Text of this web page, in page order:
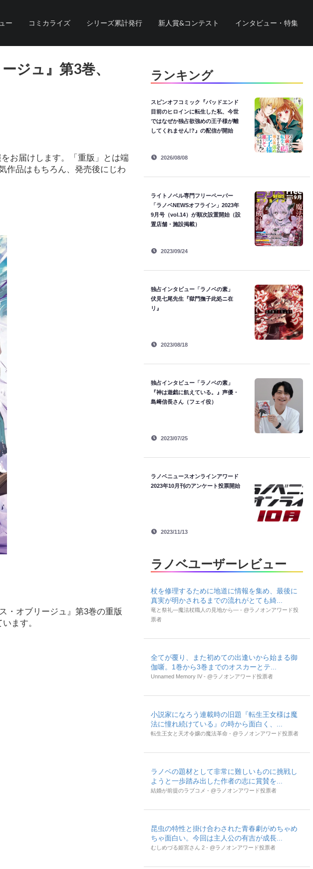
ー コミカライズ シリーズ累計発行 新人賞&コンテスト インタビュー・特集
ジュ』第3巻、
お届けします。「重版」とは端
作品はもちろん、発売後にじわ
・オブリージュ』第3巻の重版
ます。
ランキング
スピンオフコミック『バッドエンド
目前のヒロインに転生した私、今世
ではなぜか独占欲強めの王子様が離
してくれません!?』の配信が開始
2026/08/08
ライトノベル専門フリーペーパー
「ラノベNEWSオフライン」2023年
9月号（vol.14）が順次設置開始（設
置店舗・施設掲載）
2023/09/24
独占インタビュー「ラノベの素」
伏見七尾先生『獄門撫子此処ニ在
リ』
2023/08/18
独占インタビュー「ラノベの素」
『神は遊戯に飢えている。』声優・
島﨑信長さん（フェイ役）
2023/07/25
ラノベニュースオンラインアワード
2023年10月刊のアンケート投票開始
2023/11/13
ラノベユーザーレビュー
杖を修理するために地道に情報を集め、最後に
真実が明かされるまでの流れがとても綺...
竜と祭礼―魔法杖職人の見地から― - @ラノオンアワード投
票者
全てが覆り、また初めての出逢いから始まる御
伽噺。1巻から3巻までのオスカーとテ...
Unnamed Memory IV - @ラノオンアワード投票者
小説家になろう連載時の旧題『転生王女様は魔
法に憧れ続けている』の時から面白く、...
転生王女と天才令嬢の魔法革命 - @ラノオンアワード投票者
ラノベの題材として非常に難しいものに挑戦し
ようと一歩踏み出した作者の志に賞賛を...
結婚が前提のラブコメ - @ラノオンアワード投票者
昆虫の特性と掛け合わされた青春劇がめちゃめ
ちゃ面白い。今回は主人公の有吉が成長...
むしめづる姫宮さん 2 - @ラノオンアワード投票者